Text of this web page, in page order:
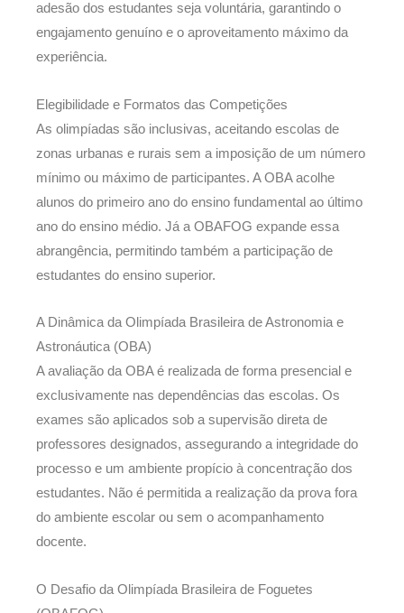
adesão dos estudantes seja voluntária, garantindo o
engajamento genuíno e o aproveitamento máximo da
experiência.
Elegibilidade e Formatos das Competições
As olimpíadas são inclusivas, aceitando escolas de
zonas urbanas e rurais sem a imposição de um número
mínimo ou máximo de participantes. A OBA acolhe
alunos do primeiro ano do ensino fundamental ao último
ano do ensino médio. Já a OBAFOG expande essa
abrangência, permitindo também a participação de
estudantes do ensino superior.
A Dinâmica da Olimpíada Brasileira de Astronomia e
Astronáutica (OBA)
A avaliação da OBA é realizada de forma presencial e
exclusivamente nas dependências das escolas. Os
exames são aplicados sob a supervisão direta de
professores designados, assegurando a integridade do
processo e um ambiente propício à concentração dos
estudantes. Não é permitida a realização da prova fora
do ambiente escolar ou sem o acompanhamento
docente.
O Desafio da Olimpíada Brasileira de Foguetes